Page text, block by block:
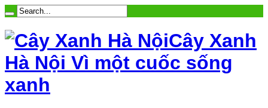
Cây Xanh
Hà Nội Vì một cuốc sống
xanh